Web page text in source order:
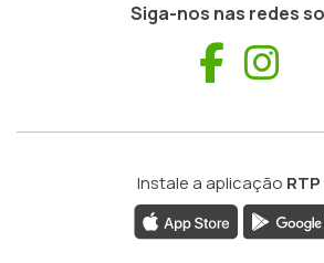
Siga-nos nas redes
Instale a aplicação